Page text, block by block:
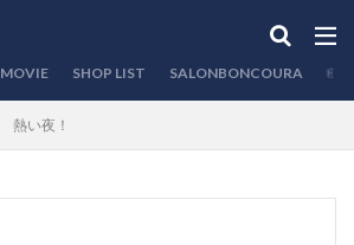
MOVIE SHOP LIST SALONBONCOURA
熱い夜！
検索